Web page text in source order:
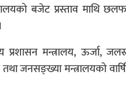
बजेट प्रस्ताव माथि
मन्त्रालय, ऊर्जा,
तथा जनसङ्ख्या मन्त्रालयको